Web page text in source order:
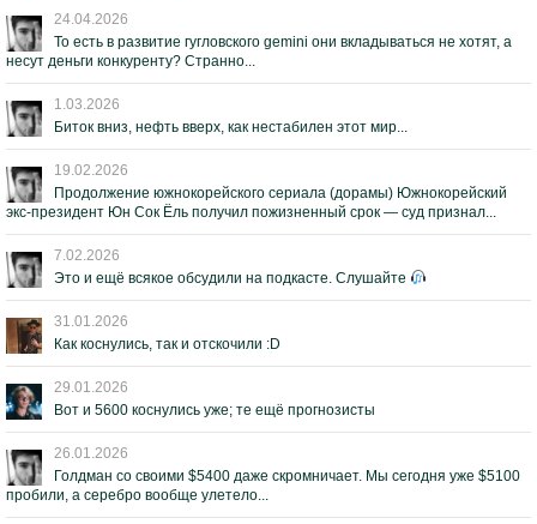
24.04.2026
То есть в развитие гугловского gemini они вкладываться не хотят, а
несут деньги конкуренту? Странно...
1.03.2026
Биток вниз, нефть вверх, как нестабилен этот мир...
19.02.2026
Продолжение южнокорейского сериала (дорамы) Южнокорейский
экс-президент Юн Сок Ёль получил пожизненный срок — суд признал...
7.02.2026
Это и ещё всякое обсудили на подкасте. Слушайте
31.01.2026
Как коснулись, так и отскочили :D
29.01.2026
Вот и 5600 коснулись уже; те ещё прогнозисты
26.01.2026
Голдман со своими $5400 даже скромничает. Мы сегодня уже $5100
пробили, а серебро вообще улетело...